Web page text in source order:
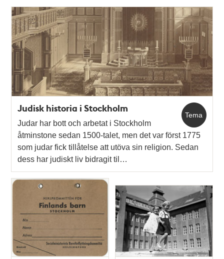
Relaterade
poster
och
teman
Tema
Judisk historia i Stockholm
Judar har bott och arbetat i Stockholm
åtminstone sedan 1500-talet, men det var först 1775
som judar fick tillåtelse att utöva sin religion. Sedan
dess har judiskt liv bidragit til…